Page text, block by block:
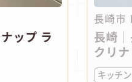
ップ ラ
長崎市
長崎
クリ
キッチン